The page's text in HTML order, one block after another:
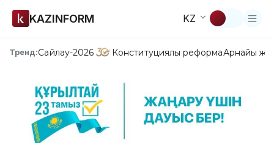
KAZINFORM KZ
Тренд:Сайлау-2026 Конституциялық реформаАрнайы